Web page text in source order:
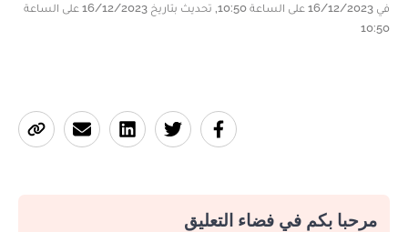
في 16/12/2023 على الساعة 10:50, تحديث بتاريخ 16/12/2023 على الساعة
10:50
مرحبا بكم في فضاء التعليق